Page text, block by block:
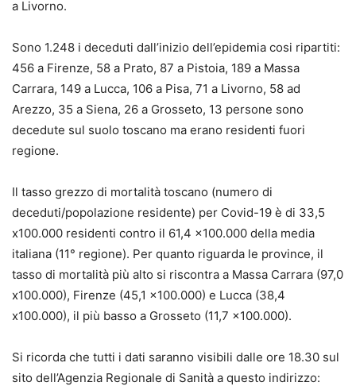
a Livorno.
Sono 1.248 i deceduti dall’inizio dell’epidemia cosi ripartiti:
456 a Firenze, 58 a Prato, 87 a Pistoia, 189 a Massa
Carrara, 149 a Lucca, 106 a Pisa, 71 a Livorno, 58 ad
Arezzo, 35 a Siena, 26 a Grosseto, 13 persone sono
decedute sul suolo toscano ma erano residenti fuori
regione.
Il tasso grezzo di mortalità toscano (numero di
deceduti/popolazione residente) per Covid-19 è di 33,5
x100.000 residenti contro il 61,4 x100.000 della media
italiana (11° regione). Per quanto riguarda le province, il
tasso di mortalità più alto si riscontra a Massa Carrara (97,0
x100.000), Firenze (45,1 x100.000) e Lucca (38,4
x100.000), il più basso a Grosseto (11,7 x100.000).
Si ricorda che tutti i dati saranno visibili dalle ore 18.30 sul
sito dell’Agenzia Regionale di Sanità a questo indirizzo: